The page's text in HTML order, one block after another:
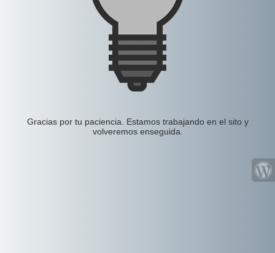
Gracias por tu paciencia. Estamos trabajando en el sito y
volveremos enseguida.